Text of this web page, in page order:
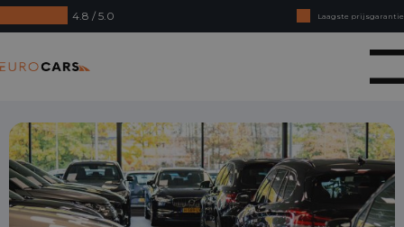
4.8 / 5.0
Laagste prijsgarantie
Online kopen, niet goed geld terug
Financial lease - Soepele acceptatie